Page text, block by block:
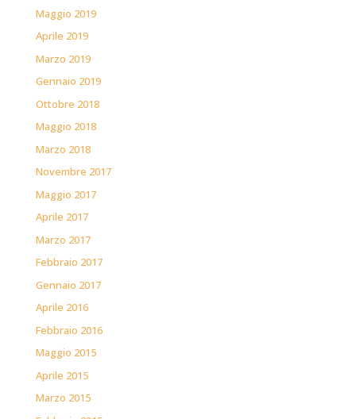
Maggio 2019
Aprile 2019
Marzo 2019
Gennaio 2019
Ottobre 2018
Maggio 2018
Marzo 2018
Novembre 2017
Maggio 2017
Aprile 2017
Marzo 2017
Febbraio 2017
Gennaio 2017
Aprile 2016
Febbraio 2016
Maggio 2015
Aprile 2015
Marzo 2015